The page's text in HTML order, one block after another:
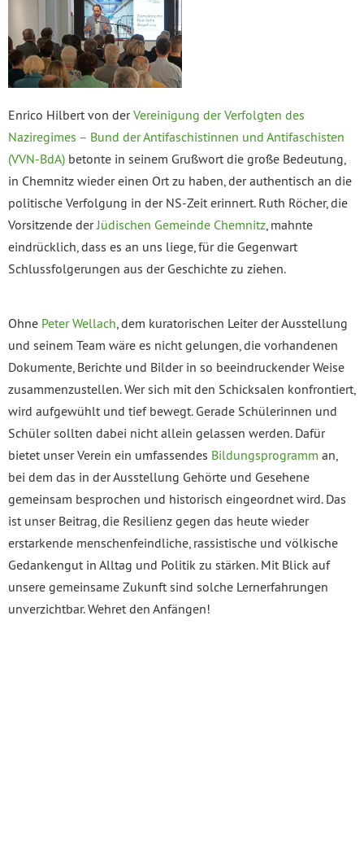
Enrico Hilbert von derVereinigung der Verfolgten des
Naziregimes – Bund der Antifaschistinnen und Antifaschisten
(VVN-BdA) betonte in seinem Grußwort die große Bedeutung,
in Chemnitz wieder einen Ort zu haben, der authentisch an die
politische Verfolgung in der NS-Zeit erinnert. Ruth Röcher, die
Vorsitzende derJüdischen Gemeinde Chemnitz, mahnte
eindrücklich, dass es an uns liege, für die Gegenwart
Schlussfolgerungen aus der Geschichte zu ziehen.
Ohne Peter Wellach, dem kuratorischen Leiter der Ausstellung
und seinem Team wäre es nicht gelungen, die vorhandenen
Dokumente, Berichte und Bilder in so beeindruckender Weise
zusammenzustellen. Wer sich mit den Schicksalen konfrontiert,
wird aufgewühlt und tief bewegt. Gerade Schülerinnen und
Schüler sollten dabei nicht allein gelassen werden. Dafür
bietet unser Verein ein umfassendes Bildungsprogramm an,
bei dem das in der Ausstellung Gehörte und Gesehene
gemeinsam besprochen und historisch eingeordnet wird. Das
ist unser Beitrag, die Resilienz gegen das heute wieder
erstarkende menschenfeindliche, rassistische und völkische
Gedankengut in Alltag und Politik zu stärken. Mit Blick auf
unsere gemeinsame Zukunft sind solche Lernerfahrungen
unverzichtbar. Wehret den Anfängen!